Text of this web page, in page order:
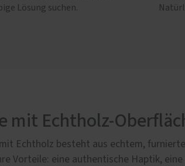
Lösung suchen.
mit Echtholz-
Echtholz besteht aus echtem,
Vorteile: eine authentische Haptik, eine